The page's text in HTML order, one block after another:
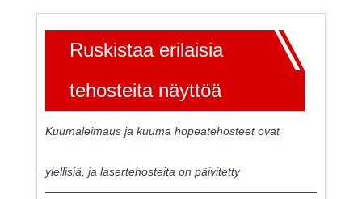
Ruskistaa erilaisia
​​tehosteita näyttöä
Kuumaleimaus ja kuuma hopeatehosteet ovat
ylellisiä, ja lasertehosteita on päivitetty